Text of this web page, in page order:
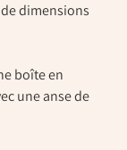
dimensions
boîte en
une anse de